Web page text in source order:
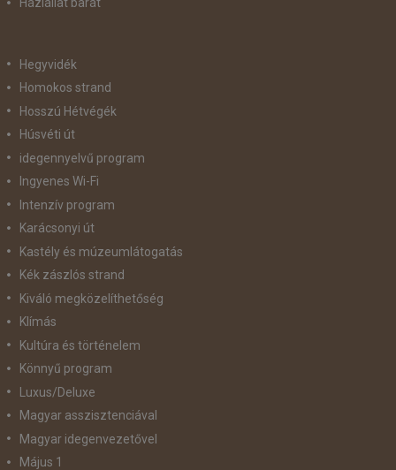
Háziállat barát
Hegyvidék
Homokos strand
Hosszú Hétvégék
Húsvéti út
idegennyelvű program
Ingyenes Wi-Fi
Intenzív program
Karácsonyi út
Kastély és múzeumlátogatás
Kék zászlós strand
Kiváló megközelíthetőség
Klímás
Kultúra és történelem
Könnyű program
Luxus/Deluxe
Magyar asszisztenciával
Magyar idegenvezetővel
Május 1